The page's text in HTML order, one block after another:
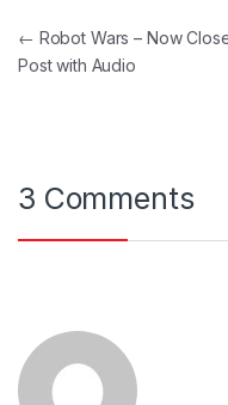
Post navigation
← Robot Wars – Now
Post with Audio
3 Comments